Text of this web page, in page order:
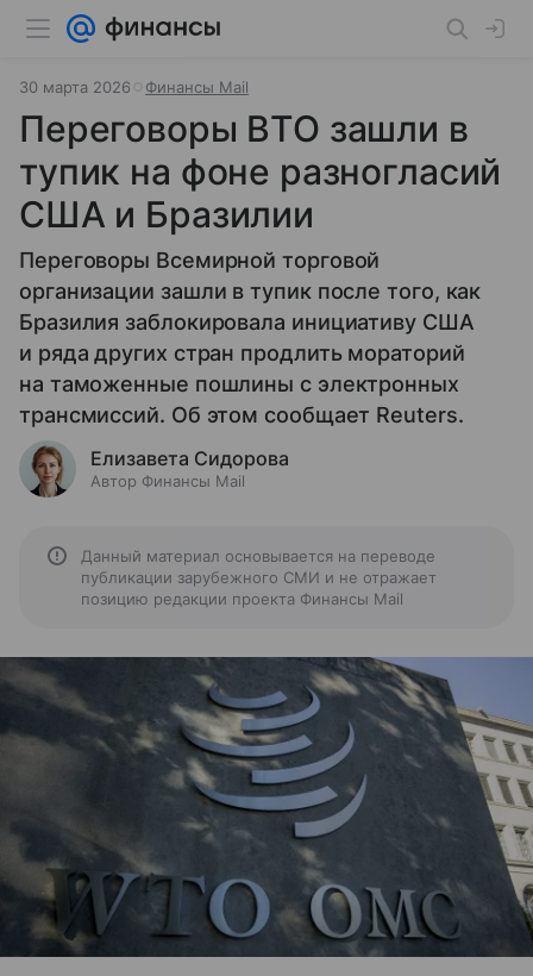
30 марта 2026 Финансы Mail
Переговоры ВТО зашли в
тупик на фоне разногласий
США и Бразилии
Переговоры Всемирной торговой
организации зашли в тупик после того, как
Бразилия заблокировала инициативу США
и ряда других стран продлить мораторий
на таможенные пошлины с электронных
трансмиссий. Об этом сообщает Reuters.
Елизавета Сидорова
Автор Финансы Mail
Данный материал основывается на переводе
публикации зарубежного СМИ и не отражает
позицию редакции проекта Финансы Mail